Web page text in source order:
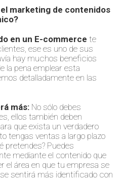
marketing de contenidos
en un E-commerce te
ese es uno de sus
hay muchos beneficios
la pena emplear esta
detalladamente en las
más: No sólo debes
ellos también deben
que exista un verdadero
tengas ventas a largo plazo
pretendes? Puedes
mediante el contenido que
el área en que tu empresa se
sentirá más identificado con